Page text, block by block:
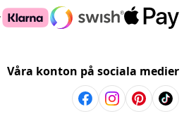
Våra konton på sociala medier